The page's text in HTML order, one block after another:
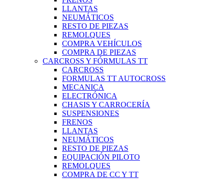
LLANTAS
NEUMÁTICOS
RESTO DE PIEZAS
REMOLQUES
COMPRA VEHÍCULOS
COMPRA DE PIEZAS
CARCROSS Y FÓRMULAS TT
CARCROSS
FORMULAS TT AUTOCROSS
MECANICA
ELECTRÓNICA
CHASIS Y CARROCERÍA
SUSPENSIONES
FRENOS
LLANTAS
NEUMÁTICOS
RESTO DE PIEZAS
EQUIPACIÓN PILOTO
REMOLQUES
COMPRA DE CC Y TT